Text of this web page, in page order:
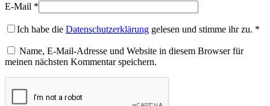
E-Mail *
Ich habe die Datenschutzerklärung gelesen und stimme ihr zu. *
Name, E-Mail-Adresse und Website in diesem Browser für
meinen nächsten Kommentar speichern.